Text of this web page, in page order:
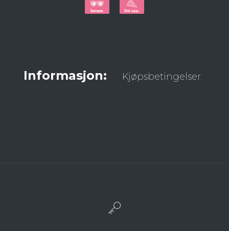
Informasjon: Kjøpsbetingelser